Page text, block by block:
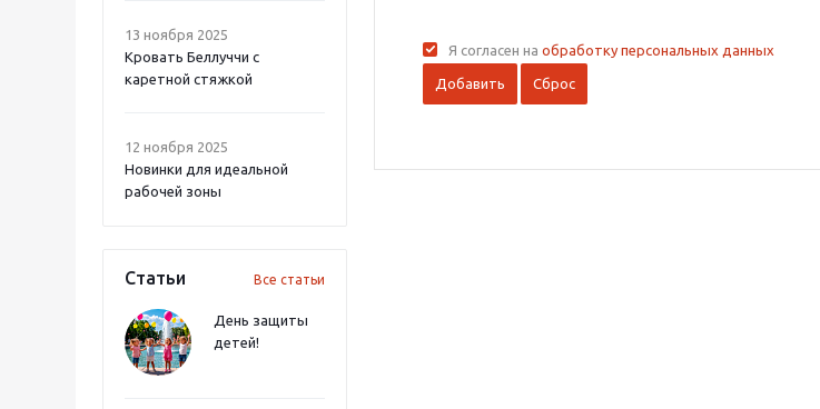
13 ноября 2025
Кровать Беллуччи с
каретной стяжкой
12 ноября 2025
Новинки для идеальной
рабочей зоны
Статьи Все статьи
День защиты
детей!
Я согласен на обработку персональных данных